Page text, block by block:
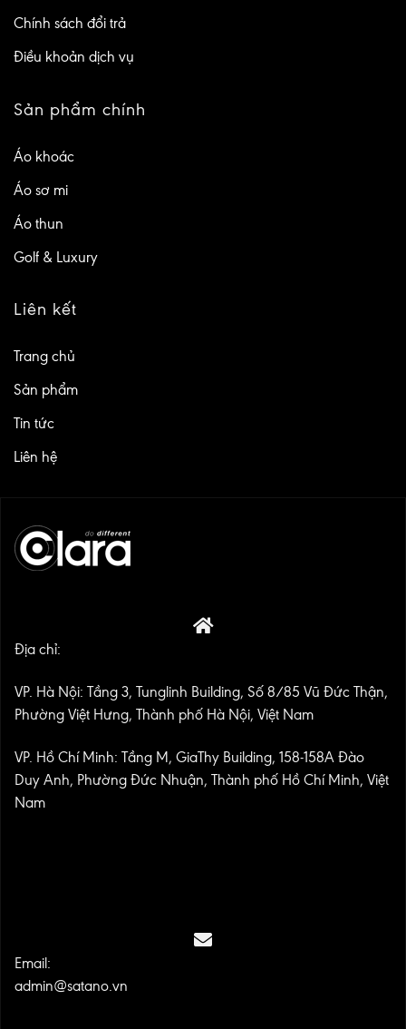
Chính sách đổi trả
Điều khoản dịch vụ
Sản phẩm chính
Áo khoác
Áo sơ mi
Áo thun
Golf & Luxury
Liên kết
Trang chủ
Sản phẩm
Tin tức
Liên hệ
Địa chỉ:
VP. Hà Nội: Tầng 3, Tunglinh Building, Số 8/85 Vũ Đức Thận,
Phường Việt Hưng, Thành phố Hà Nội, Việt Nam
VP. Hồ Chí Minh: Tầng M, GiaThy Building, 158-158A Đào
Duy Anh, Phường Đức Nhuận, Thành phố Hồ Chí Minh, Việt
Nam
Email:
admin@satano.vn